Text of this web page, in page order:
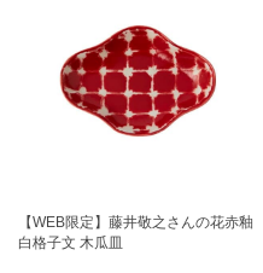
【WEB限定】藤井敬之さんの花赤釉
白格子文 木瓜皿